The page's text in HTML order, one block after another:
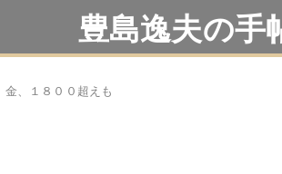
豊島逸夫の手
金、１８００超えも